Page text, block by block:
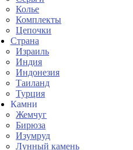
Колье
Комплекты
Цепочки
Страна
Израиль
Индия
Индонезия
Таиланд
Турция
Камни
Жемчуг
Бирюза
Изумруд
Лунный камень